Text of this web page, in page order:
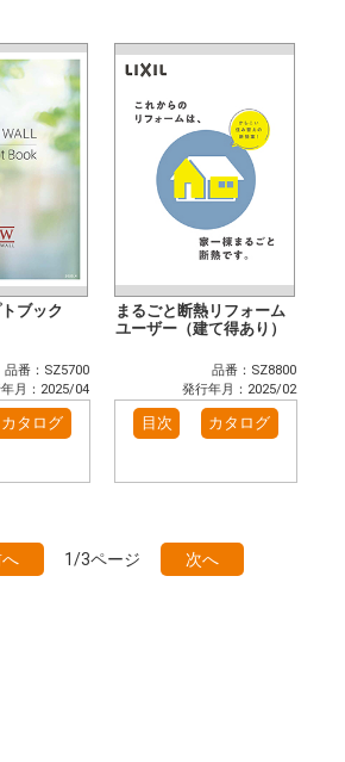
ブック
品番：SZ5700
月：2025/04
カタログ
まるごと断熱リフォーム
ユーザー（建て得あり）
品番：SZ8800
発行年月：2025/02
目次 カタログ
1/3ページ 次へ